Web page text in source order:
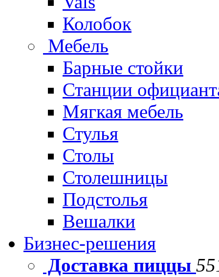
Колобок
Мебель
Барные стойки
Станции
Мягкая мебель
Стулья
Столы
Столешницы
Подстолья
Вешалки
Бизнес-решения
Доставка пиццы